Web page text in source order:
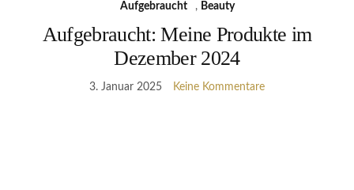
Aufgebraucht , Beauty
Aufgebraucht: Meine Produkte im
Dezember 2024
3. Januar 2025 Keine Kommentare